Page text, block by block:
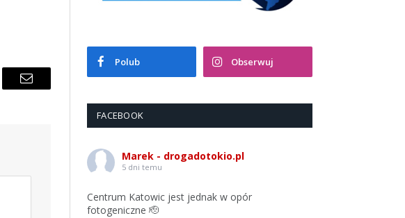
Email
Polub Obserwuj
FACEBOOK
Marek - drogadotokio.pl
5 dni temu
Centrum Katowic jest jednak w opór
fotogeniczne 🫡